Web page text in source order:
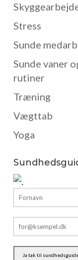
Stress
Sunde
Sunde vaner
rutiner
Træning
Vægttab
Yoga